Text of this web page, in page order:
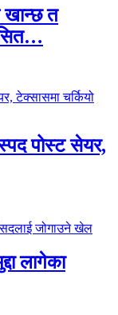
खान्छ त
पोस्ट सेयर,
लागेका